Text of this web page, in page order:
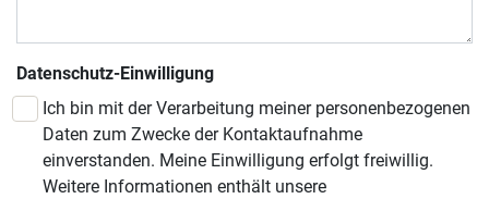
Datenschutz-Einwilligung
Ich bin mit der Verarbeitung meiner personenbezogenen
Daten zum Zwecke der Kontaktaufnahme
einverstanden. Meine Einwilligung erfolgt freiwillig.
Weitere Informationen enthält unsere